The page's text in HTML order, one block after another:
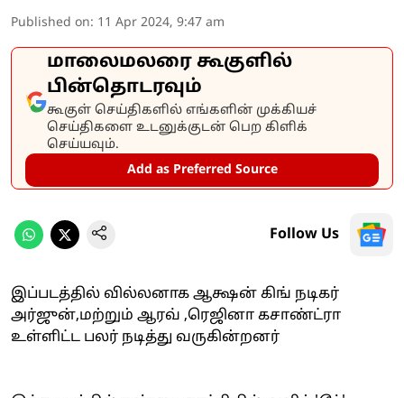
Published on: 11 Apr 2024, 9:47 am
மாலைமலரை கூகுளில்
பின்தொடரவும்
கூகுள் செய்திகளில் எங்களின் முக்கியச்
செய்திகளை உடனுக்குடன் பெற கிளிக்
செய்யவும்.
Add as Preferred Source
Follow Us
இப்படத்தில் வில்லனாக ஆக்ஷன் கிங் நடிகர்
அர்ஜுன்,மற்றும் ஆரவ் ,ரெஜினா கசாண்ட்ரா
உள்ளிட்ட பலர் நடித்து வருகின்றனர்